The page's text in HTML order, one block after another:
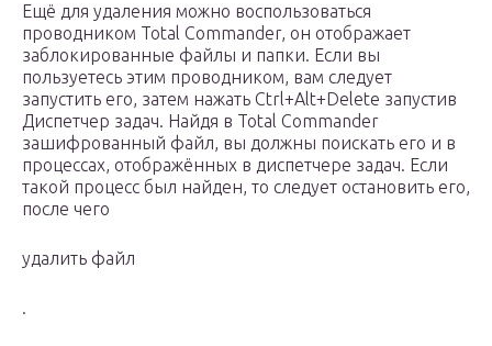
Ещё для удаления можно воспользоваться
проводником Total Commander, он отображает
заблокированные файлы и папки. Если вы
пользуетесь этим проводником, вам следует
запустить его, затем нажать Ctrl+Alt+Delete запустив
Диспетчер задач. Найдя в Total Commander
зашифрованный файл, вы должны поискать его и в
процессах, отображённых в диспетчере задач. Если
такой процесс был найден, то следует остановить его,
после чего
удалить файл
.